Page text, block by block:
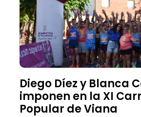
Diego Díez y Blanca
imponen en la XI
Popular de Viana